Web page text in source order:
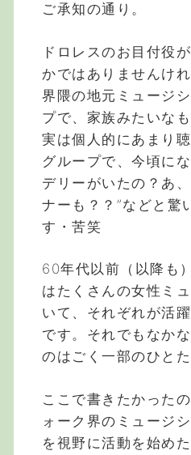
ご承知の通り。
ドロレスのお目付役
かではありませんけ
界隈の地元ミュージ
プで、家族みたいな
実は個人的にあまり
グループで、今頃に
デリーがいたの？あ
ナーも？？”などと驚
す・苦笑
60年代以前（以降も
はたくさんの女性ミ
いて、それぞれが活
です。それでもなか
のはごく一部のひとた
ここで書きたかった
ォーク界のミュージ
を視野に活動を始め